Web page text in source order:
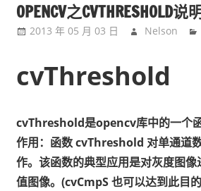
行，
总
不
时
的
路。
OPENCV之CVTHRESHOLD说
2013 年 05 月 03 日 Nelson
cvThreshold
cvThreshold是opencv库中的一个
作用：函数 cvThreshold 对单通道
作。该函数的典型应用是对灰度图
值图像。(cvCmpS 也可以达到此目